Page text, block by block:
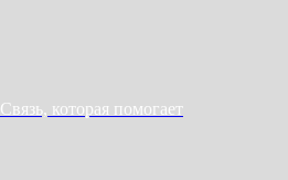
Связь, которая помогает